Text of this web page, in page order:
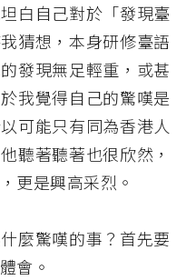
白自己對於「發現臺
猜想，本身研修臺語
發現無足輕重，或甚
我覺得自己的驚嘆是
可能只有同為香港人
聽著聽著也很欣然，
更是興高采烈。
麼驚嘆的事？首先要
會。